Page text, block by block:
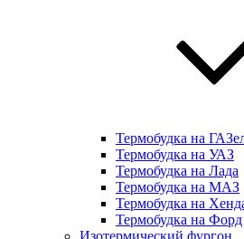
Термобудка на
Термобудка на УАЗ
Термобудка на Лада
Термобудка на МАЗ
Термобудка на
Термобудка на Форд
Изотермический фургон